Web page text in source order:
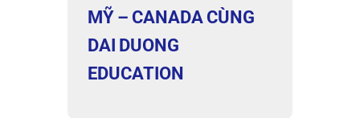
MỸ – CANADA CÙNG
DAI DUONG
EDUCATION